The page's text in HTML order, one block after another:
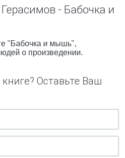
- Бабочка и
"Бабочка и мышь",
о произведении.
Оставьте Ваш